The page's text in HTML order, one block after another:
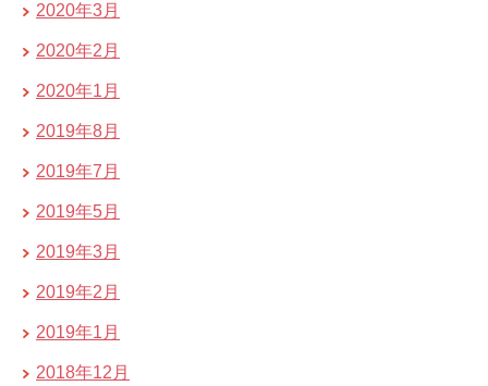
2020年3月
2020年2月
2020年1月
2019年8月
2019年7月
2019年5月
2019年3月
2019年2月
2019年1月
2018年12月